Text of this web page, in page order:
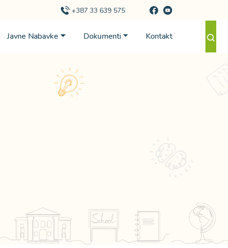
+387 33 639 575
Javne Nabavke Dokumenti Kontakt